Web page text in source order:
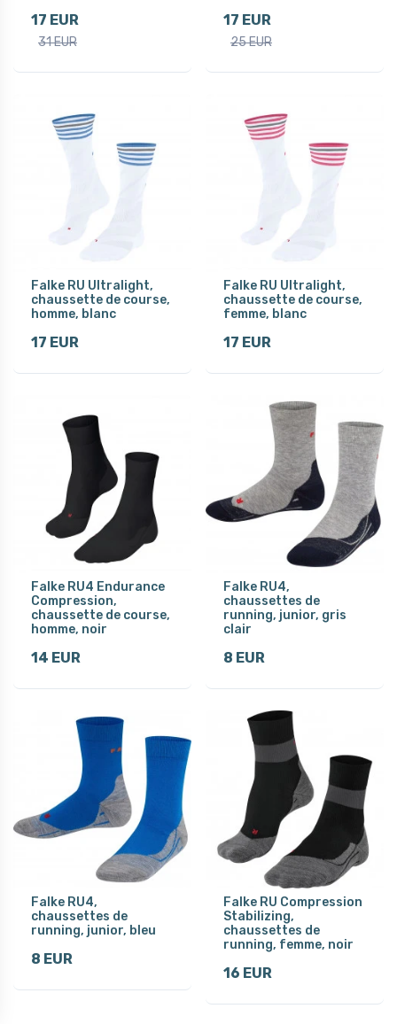
17 EUR
31 EUR
17 EUR
25 EUR
Falke RU Ultralight,
chaussette de course,
homme, blanc
17 EUR
Falke RU Ultralight,
chaussette de course,
femme, blanc
17 EUR
Falke RU4 Endurance
Compression,
chaussette de course,
homme, noir
14 EUR
Falke RU4,
chaussettes de
running, junior, gris
clair
8 EUR
Falke RU4,
chaussettes de
running, junior, bleu
8 EUR
Falke RU Compression
Stabilizing,
chaussettes de
running, femme, noir
16 EUR